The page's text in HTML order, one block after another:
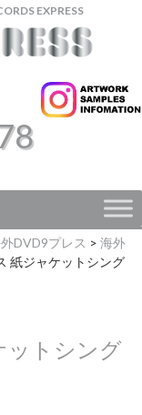
EXPRESS
DVD9プレス > 海外
紙ジャケットシング
ットシング